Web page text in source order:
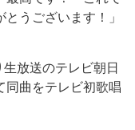
うございます！」
放送のテレビ朝日
同曲をテレビ初歌唱